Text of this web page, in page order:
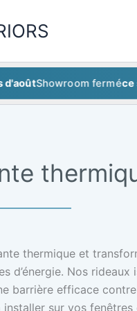
Showroom fermé ce
thermique et
d’énergie. Nos
barrière efficace
installer sur vos